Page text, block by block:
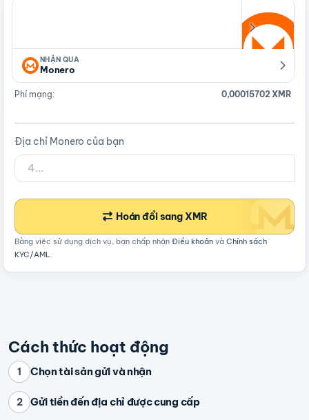
NHẬN QUA
Monero
Phí mạng: 0,00015702 XMR
Địa chỉ Monero của bạn
Hoán đổi sang XMR
Bằng việc sử dụng dịch vụ, bạn chấp nhận Điều khoản và Chính sách
KYC/AML.
Cách thức hoạt động
1 Chọn tài sản gửi và nhận
2 Gửi tiền đến địa chỉ được cung cấp